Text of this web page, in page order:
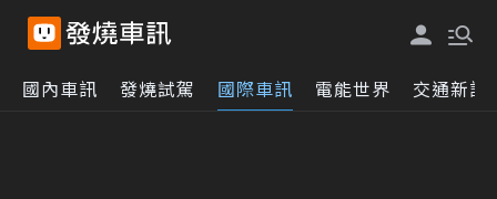
國內車訊 發燒試駕 國際車訊 電能世界 交通新訊